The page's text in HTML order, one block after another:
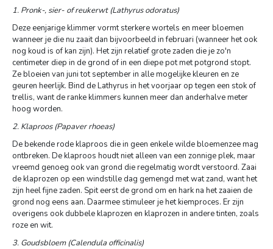
1. Pronk-, sier- of reukerwt (Lathyrus odoratus)
Deze eenjarige klimmer vormt sterkere wortels en meer bloemen
wanneer je die nu zaait dan bijvoorbeeld in februari (wanneer het ook
nog koud is of kan zijn). Het zijn relatief grote zaden die je zo'n
centimeter diep in de grond of in een diepe pot met potgrond stopt.
Ze bloeien van juni tot september in alle mogelijke kleuren en ze
geuren heerlijk. Bind de Lathyrus in het voorjaar op tegen een stok of
trellis, want de ranke klimmers kunnen meer dan anderhalve meter
hoog worden.
2. Klaproos (Papaver rhoeas)
De bekende rode klaproos die in geen enkele wilde bloemenzee mag
ontbreken. De klaproos houdt niet alleen van een zonnige plek, maar
vreemd genoeg ook van grond die regelmatig wordt verstoord. Zaai
de klaprozen op een windstille dag gemengd met wat zand, want het
zijn heel fijne zaden. Spit eerst de grond om en hark na het zaaien de
grond nog eens aan. Daarmee stimuleer je het kiemproces. Er zijn
overigens ook dubbele klaprozen en klaprozen in andere tinten, zoals
roze en wit.
3. Goudsbloem (Calendula officinalis)